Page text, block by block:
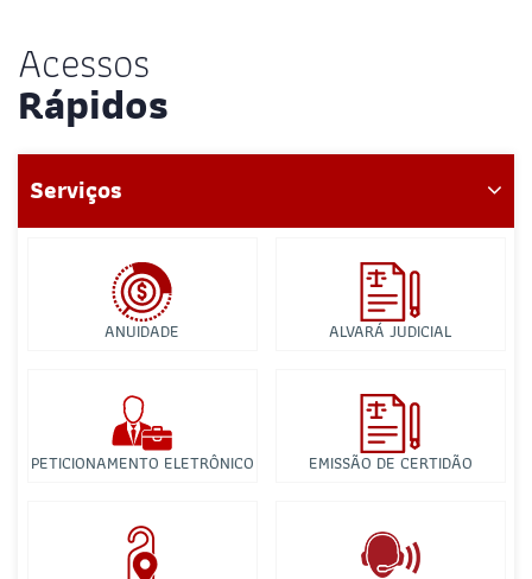
Acessos
Rápidos
Serviços
ANUIDADE ALVARÁ JUDICIAL
PETICIONAMENTO ELETRÔNICO EMISSÃO DE CERTIDÃO